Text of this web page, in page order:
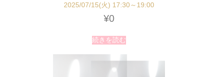
2025/07/15(火) 17:30～19:00
¥0
続きを読む